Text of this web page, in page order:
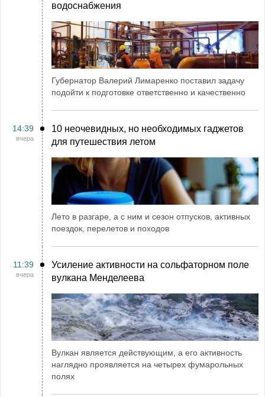
водоснабжения
Губернатор Валерий Лимаренко поставил задачу
подойти к подготовке ответственно и качественно
14:39
вчера
10 неочевидных, но необходимых гаджетов
для путешествия летом
Лето в разгаре, а с ним и сезон отпусков, активных
поездок, перелетов и походов
11:39
вчера
Усиление активности на сольфаторном поле
вулкана Менделеева
Вулкан является действующим, а его активность
наглядно проявляется на четырех фумарольных
полях